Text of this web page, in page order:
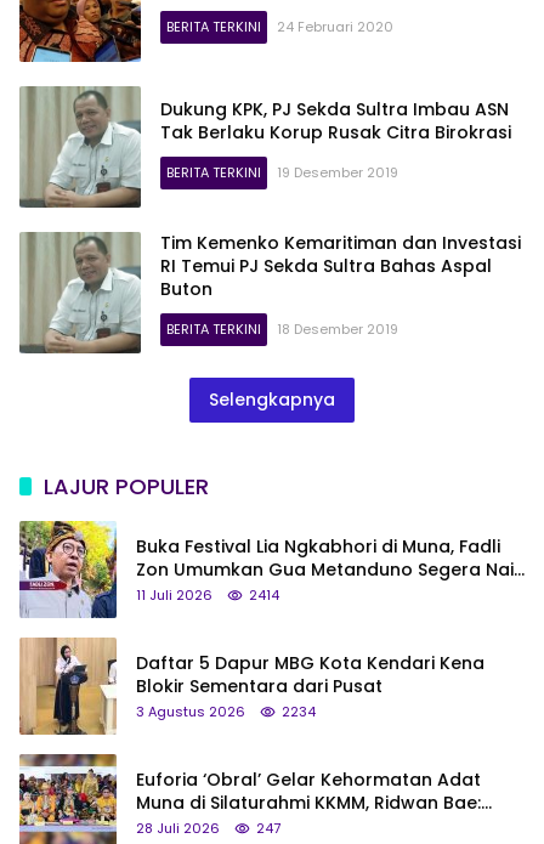
BERITA TERKINI 24 Februari 2020
Dukung KPK, PJ Sekda Sultra Imbau ASN
Tak Berlaku Korup Rusak Citra Birokrasi
BERITA TERKINI 19 Desember 2019
Tim Kemenko Kemaritiman dan Investasi
RI Temui PJ Sekda Sultra Bahas Aspal
Buton
BERITA TERKINI 18 Desember 2019
Selengkapnya
LAJUR POPULER
Buka Festival Lia Ngkabhori di Muna, Fadli
Zon Umumkan Gua Metanduno Segera Naik
Status Jadi Cagar Budaya Nasional
11 Juli 2026 2414
Daftar 5 Dapur MBG Kota Kendari Kena
Blokir Sementara dari Pusat
3 Agustus 2026 2234
Euforia ‘Obral’ Gelar Kehormatan Adat
Muna di Silaturahmi KKMM, Ridwan Bae:
Saya Bukan Tipe Begitu, Belum Pantas!
28 Juli 2026 247